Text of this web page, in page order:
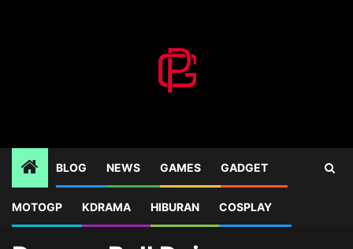
BLOG NEWS GAMES GADGET
MOTOGP KDRAMA HIBURAN COSPLAY
Home Blog Dragon Ball Daima